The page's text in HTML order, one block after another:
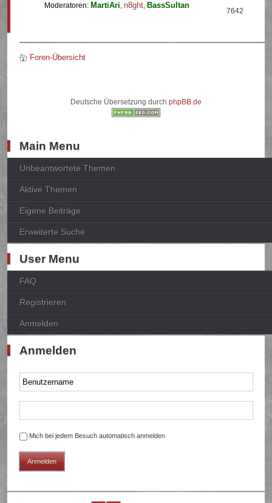
Moderatoren: MartiAri,n8ght, BassSultan
7642
Foren-Übersicht
Deutsche Übersetzung durch phpBB.de
Main Menu
Unbeantwortete Themen
Aktive Themen
Eigene Beiträge
Erweiterte Suche
User Menu
FAQ
Registrieren
Anmelden
Anmelden
Mich bei jedem Besuch automatisch anmelden